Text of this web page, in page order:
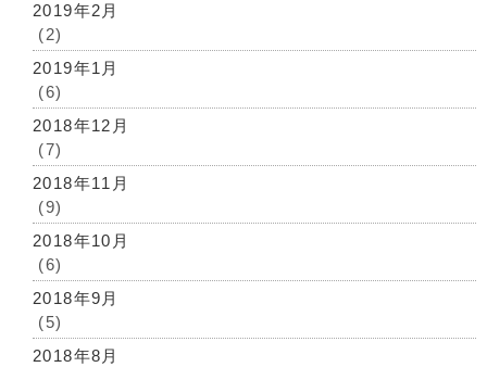
2019年2月
(2)
2019年1月
(6)
2018年12月
(7)
2018年11月
(9)
2018年10月
(6)
2018年9月
(5)
2018年8月